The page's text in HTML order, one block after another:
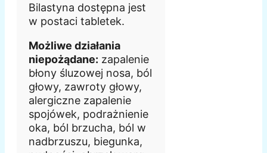
Bilastyna dostępna jest
w postaci tabletek.
Możliwe działania
niepożądane: zapalenie
błony śluzowej nosa, ból
głowy, zawroty głowy,
alergiczne zapalenie
spojówek, podrażnienie
oka, ból brzucha, ból w
nadbrzuszu, biegunka,